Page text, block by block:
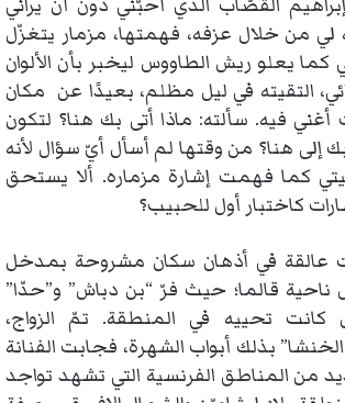
من خلال عزفه، فهمتها، مزمار يتغزّل
يعلو ريش الطاووس ليخبر بأن الألوان
التقيته في ليل مظلم، بعيدًا عن مكان
فيه. سألته: ماذا أتى بك هنا؟ لتكون
بك إلى هنا؟ من وقتها لم أسأل أيّ سؤال لأنه
كما فهمت إشارة مزماره. ألا يستحق
كاختبار أول للحبيب؟
عالقة في أذهان سكان مشروحة بمدخل
ناحية قالما؛ حيث فرّ “بن دباش” و”حدّا”
تحييه في المنطقة. تمّ الزواج،
بذلك أبواب الشهرة، فجابت الفنانة
من المناطق الفرنسية التي تشهد تواجد